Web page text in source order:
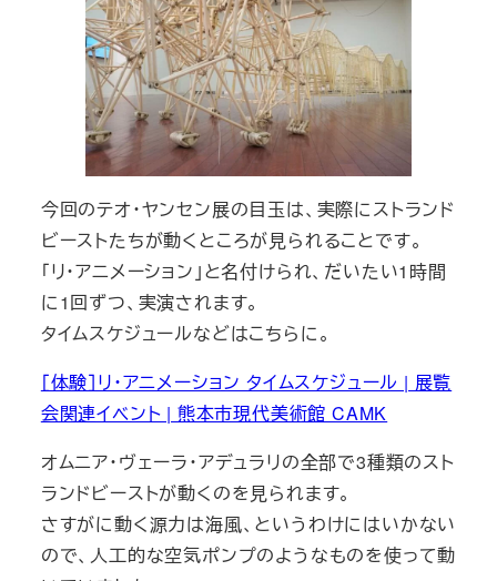
今回のテオ・ヤンセン展の目玉は、実際にストランド
ビーストたちが動くところが見られることです。
「リ・アニメーション」と名付けられ、だいたい1時間
に1回ずつ、実演されます。
タイムスケジュールなどはこちらに。
［体験］リ・アニメーション タイムスケジュール | 展覧
会関連イベント | 熊本市現代美術館 CAMK
オムニア・ヴェーラ・アデュラリの全部で3種類のスト
ランドビーストが動くのを見られます。
さすがに動く源力は海風、というわけにはいかない
ので、人工的な空気ポンプのようなものを使って動